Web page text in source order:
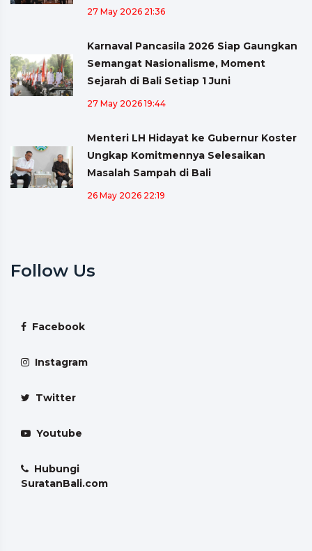
27 May 2026 21:36
Karnaval Pancasila 2026 Siap Gaungkan
Semangat Nasionalisme, Moment
Sejarah di Bali Setiap 1 Juni
27 May 2026 19:44
Menteri LH Hidayat ke Gubernur Koster
Ungkap Komitmennya Selesaikan
Masalah Sampah di Bali
26 May 2026 22:19
Follow Us
Facebook
Instagram
Twitter
Youtube
Hubungi
SuratanBali.com